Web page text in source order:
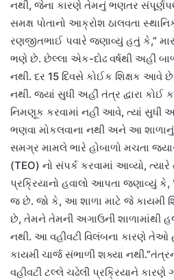
નથી, જેના કારણે તેમનું ભણતર
સમક્ષ પોતાનો આક્રોશ ઠાલવતા
રણજીતભાઈ પવારે જણાવ્યું હતું કે,”
ભણે છે. છેલ્લા એક-દોઢ વર્ષથી અહીં
નથી. દર 15 દિવસે કોઈક શિક્ષક આવે
નથી. જ્યાં સુધી અહીં તંત્ર દ્વારા કોઈ
નિમણૂક કરવામાં નહીં આવે, ત્યાં સુધી
ભણવા મોકલવાના નથી અને આ
સમગ્ર મામલે ભારે હોબાળો મચતા
(TEO) નો સંપર્ક કરવામાં આવ્યો,
પ્રક્રિયાનો હવાલો આપતા જણાવ્યું કે,
જ છે. જો કે, આ શાળા માટે જે કાયમી
છે, તેમને તેમની અગાઉની શાળામાંથી
નથી. આ વહીવટી વિલંબના કારણે તેઓ
કાયમી ચાર્જ સંભાળી શક્યા
વહીવટી ટલ્લે ચઢેલી પ્રક્રિયાને કારણે